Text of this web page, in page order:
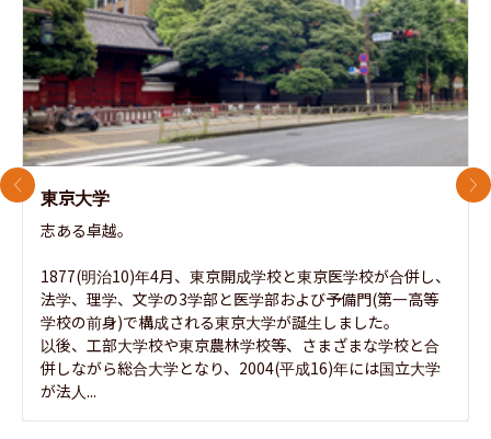
東京大学
志ある卓越。
1877(明治10)年4月、東京開成学校と東京医学校が合併し、
法学、理学、文学の3学部と医学部および予備門(第一高等
学校の前身)で構成される東京大学が誕生しました。
以後、工部大学校や東京農林学校等、さまざまな学校と合
併しながら総合大学となり、2004(平成16)年には国立大学
が法人...
前のスライド 次